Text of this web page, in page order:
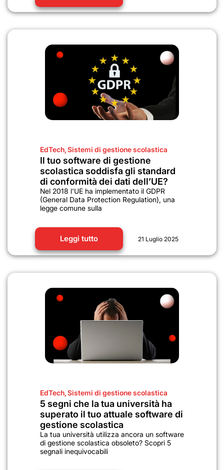
EdTech,Sistemi di gestione scolastica
Il tuo software di gestione
scolastica soddisfa gli standard
di conformità dei dati dell’UE?
Nel 2018 l'UE ha implementato il GDPR
(General Data Protection Regulation), una
legge comune sulla
Leggi tutto 21 Luglio 2025
EdTech,Sistemi di gestione scolastica
5 segni che la tua università ha
superato il tuo attuale software di
gestione scolastica
La tua università utilizza ancora un software
di gestione scolastica obsoleto? Scopri 5
segnali inequivocabili